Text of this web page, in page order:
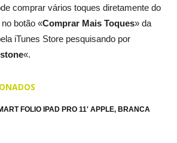
comprar vários toques diretamente do
botão «Comprar Mais Toques» da
iTunes Store pesquisando por
«.
FOLIO IPAD PRO 11' APPLE, BRANCA